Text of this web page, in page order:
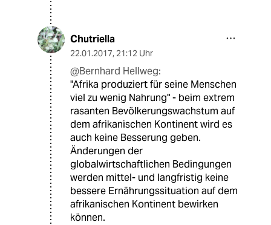
Chutriella
22.01.2017, 21:12 Uhr
@Bernhard Hellweg:
"Afrika produziert für seine Menschen
viel zu wenig Nahrung" - beim extrem
rasanten Bevölkerungswachstum auf
dem afrikanischen Kontinent wird es
auch keine Besserung geben.
Änderungen der
globalwirtschaftlichen Bedingungen
werden mittel- und langfristig keine
bessere Ernährungssituation auf dem
afrikanischen Kontinent bewirken
können.